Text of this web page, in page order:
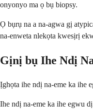
onyonyo ma ọ bụ biopsy.
Ọ bụrụ na a na-agwa gị
na-enweta nlekọta kwesịrị
Gịnị bụ Ihe Ndị
Ịghọta ihe ndị na-eme ka ihe
Ihe ndị na-eme ka ihe egwu